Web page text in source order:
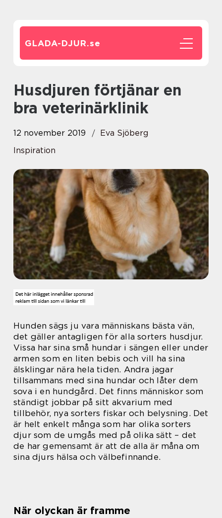
GLADA-DJUR.se
Husdjuren förtjänar en
bra veterinärklinik
12 november 2019
Eva Sjöberg
Inspiration
Hunden sägs ju vara människans bästa vän,
det gäller antagligen för alla sorters husdjur.
Vissa har sina små hundar i sängen eller under
armen som en liten bebis och vill ha sina
älsklingar nära hela tiden. Andra jagar
tillsammans med sina hundar och låter dem
sova i en hundgård. Det finns människor som
ständigt jobbar på sitt akvarium med
tillbehör, nya sorters fiskar och belysning. Det
är helt enkelt många som har olika sorters
djur som de umgås med på olika sätt – det
de har gemensamt är att de alla är måna om
sina djurs hälsa och välbefinnande.
När olyckan är framme